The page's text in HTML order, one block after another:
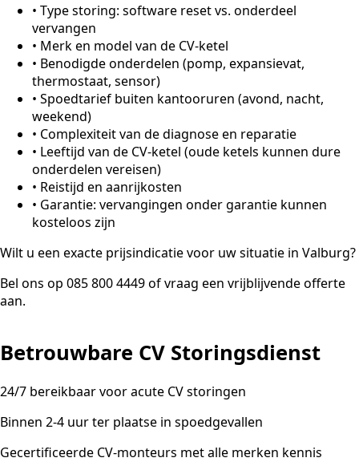
• Type storing: software reset vs. onderdeel
vervangen
• Merk en model van de CV-ketel
• Benodigde onderdelen (pomp, expansievat,
thermostaat, sensor)
• Spoedtarief buiten kantooruren (avond, nacht,
weekend)
• Complexiteit van de diagnose en reparatie
• Leeftijd van de CV-ketel (oude ketels kunnen dure
onderdelen vereisen)
• Reistijd en aanrijkosten
• Garantie: vervangingen onder garantie kunnen
kosteloos zijn
Wilt u een exacte prijsindicatie voor uw situatie in Valburg?
Bel ons op 085 800 4449 of vraag een vrijblijvende offerte
aan.
Betrouwbare CV Storingsdienst
24/7 bereikbaar voor acute CV storingen
Binnen 2-4 uur ter plaatse in spoedgevallen
Gecertificeerde CV-monteurs met alle merken kennis